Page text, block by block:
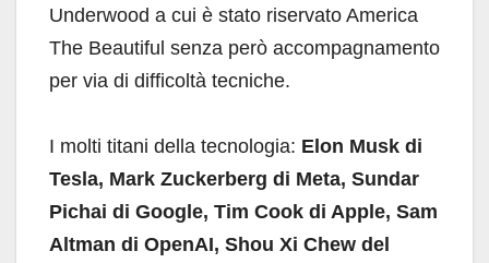
Underwood a cui è stato riservato America
The Beautiful senza però accompagnamento
per via di difficoltà tecniche.
I molti titani della tecnologia: Elon Musk di
Tesla, Mark Zuckerberg di Meta, Sundar
Pichai di Google, Tim Cook di Apple, Sam
Altman di OpenAI, Shou Xi Chew del